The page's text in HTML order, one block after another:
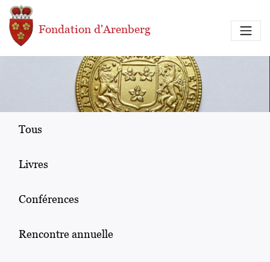
Aller au contenu principal
Fondation d'Arenberg
Tous
Livres
Conférences
Rencontre annuelle